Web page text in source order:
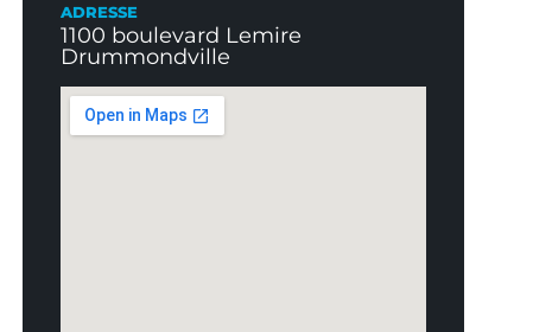
ADRESSE
1100 boulevard Lemire
Drummondville